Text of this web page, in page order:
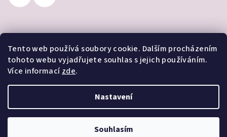
Tento web používá soubory cookie. Dalším procházením
tohoto webu vyjadřujete souhlas s jejich používáním.
Více informacízde.
Nastavení
Souhlasím
Přijímáme online platby